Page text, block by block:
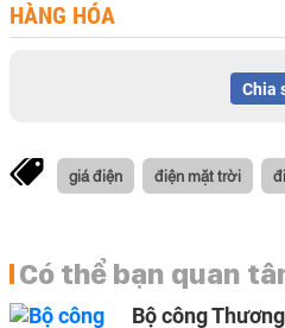
HÀNG HÓA
Chia
giá điện điện mặt trời
Có thể bạn quan
Bộ công